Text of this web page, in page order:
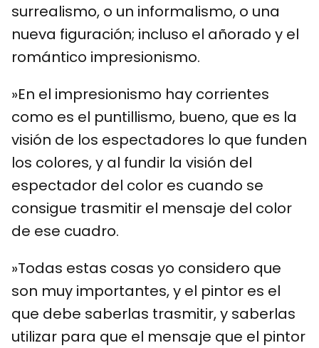
surrealismo, o un informalismo, o una
nueva figuración; incluso el añorado y el
romántico impresionismo.
»En el impresionismo hay corrientes
como es el puntillismo, bueno, que es la
visión de los espectadores lo que funden
los colores, y al fundir la visión del
espectador del color es cuando se
consigue trasmitir el mensaje del color
de ese cuadro.
»Todas estas cosas yo considero que
son muy importantes, y el pintor es el
que debe saberlas trasmitir, y saberlas
utilizar para que el mensaje que el pintor